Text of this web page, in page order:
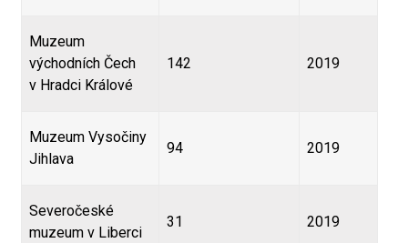
Muzeum
východních Čech
v Hradci Králové
142 2019
Muzeum Vysočiny
Jihlava
94 2019
Severočeské
muzeum v Liberci
31 2019